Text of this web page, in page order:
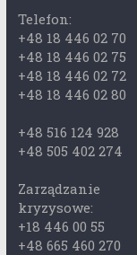
Telefon:
+48 18 446 02 70
+48 18 446 02 75
+48 18 446 02 72
+48 18 446 02 80
+48 516 124 928
+48 505 402 274
Zarządzanie
kryzysowe:
+18 446 00 55
+48 665 460 270